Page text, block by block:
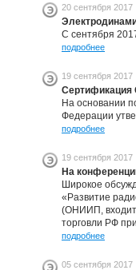
20 сентября 2017
C сентября
подробнее
19 сентября 2017
Сертификация
На основании
Федерации
подробнее
19 сентября 2017
На
Широкое
«Развитие
(ОНИИП, входит
торговли РФ
подробнее
05 сентября 2017